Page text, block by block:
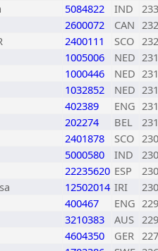
5084822 IND
2600072 CAN
2400111 SCO
1005006 NED
1000446 NED
1032852 NED
402389 ENG
202274 BEL
2401878 SCO
5000580 IND
22235620 ESP
12502014 IRI
400467 ENG
3210383 AUS
4604350 GER